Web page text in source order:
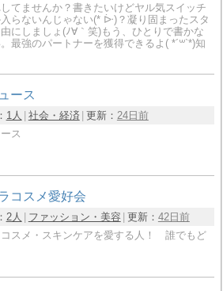
てませんか？書きたいけどヤル気スイッチ
らないんじゃない(* ᐕ)？凝り固まったスタ
にしましょ(ﾉ∀｀笑)もう、ひとりで書かな
最強のパートナーを獲得できるよ(​ *´꒳`*​)知
ース
1人 社会・経済 更新： 24日前
ス
コスメ愛好会
2人 ファッション・美容 更新： 42日前
コスメ・スキンケアを愛する人！ 誰でもど